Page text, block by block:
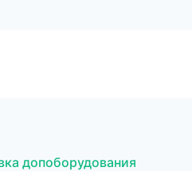
допоборудования